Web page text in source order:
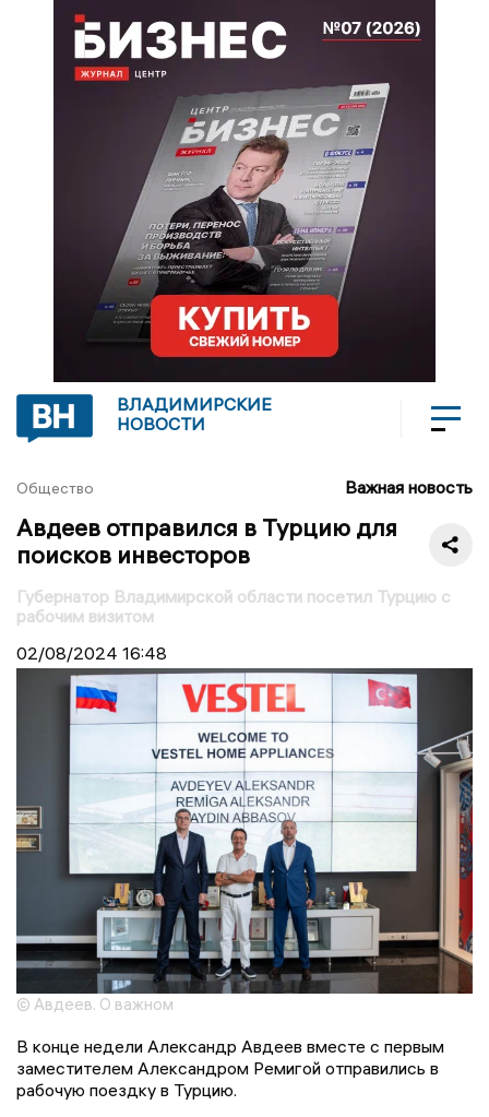
ВЛАДИМИРСКИЕ
НОВОСТИ
Общество Важная новость
Авдеев отправился в Турцию для
поисков инвесторов
Губернатор Владимирской области посетил Турцию с
рабочим визитом
02/08/2024 16:48
© Авдеев. О важном
В конце недели Александр Авдеев вместе с первым
заместителем Александром Ремигой отправились в
рабочую поездку в Турцию.